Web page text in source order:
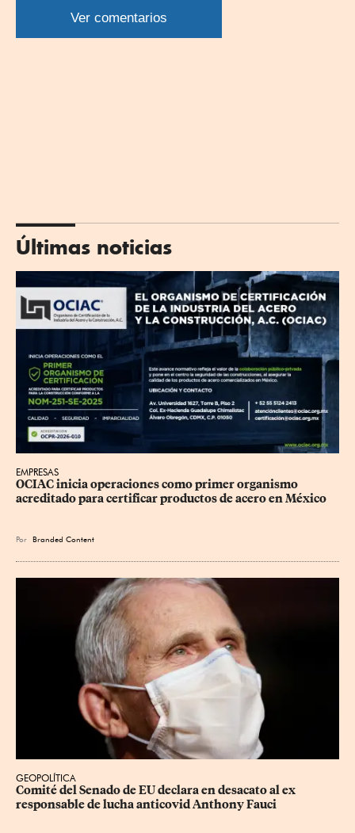
WhatsApp
TwitterFacebookLinkedin
Ver comentarios
Últimas noticias
EMPRESAS
OCIAC inicia operaciones como primer organismo
acreditado para certificar productos de acero en México
Por Branded Content
GEOPOLÍTICA
Comité del Senado de EU declara en desacato al ex
responsable de lucha anticovid Anthony Fauci